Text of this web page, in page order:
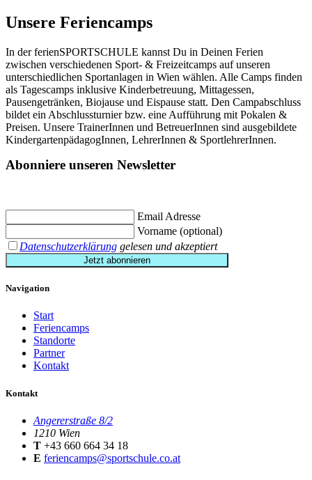
Unsere Feriencamps
In der ferienSPORTSCHULE kannst Du in Deinen Ferien
zwischen verschiedenen Sport- & Freizeitcamps auf unseren
unterschiedlichen Sportanlagen in Wien wählen. Alle Camps finden
als Tagescamps inklusive Kinderbetreuung, Mittagessen,
Pausengetränken, Biojause und Eispause statt. Den Campabschluss
bildet ein Abschlussturnier bzw. eine Aufführung mit Pokalen &
Preisen. Unsere TrainerInnen und BetreuerInnen sind ausgebildete
KindergartenpädagogInnen, LehrerInnen & SportlehrerInnen.
Abonniere unseren Newsletter
Email Adresse
Vorname (optional)
Datenschutzerklärung gelesen und akzeptiert
Jetzt abonnieren
Navigation
Start
Feriencamps
Standorte
Partner
Kontakt
Kontakt
Angererstraße 8/2
1210 Wien
T +43 660 664 34 18
E feriencamps@sportschule.co.at